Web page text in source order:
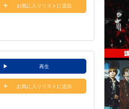
お気に入りリストに追加
再生
お気に入りリストに追加